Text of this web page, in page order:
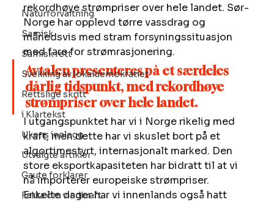
Naturforvaltning
Samisk
Samisk rett
Svekking av lokaldemokratiet
Rettslige skritt
i Klartekst
Ukens innlegg
Utvalgte artikler
Gaute forklarer
Fakta om vindkraft
rekordhøye strømpriser over hele landet. Sør-
Norge har opplevd tørre vassdrag og
månedsvis med stram forsyningssituasjon
med fare for strømrasjonering.
Avtalen presenteres på et særdeles
dårlig tidspunkt, med rekordhøye
strømpriser over hele landet.
I utgangspunktet har vi i Norge rikelig med
kraft, men dette har vi skuslet bort på et
algortimestyrt, internasjonalt marked. Den
store eksportkapasiteten har bidratt til at vi
nå importerer europeiske strømpriser.
Enkelte dager har vi innenlands også hatt